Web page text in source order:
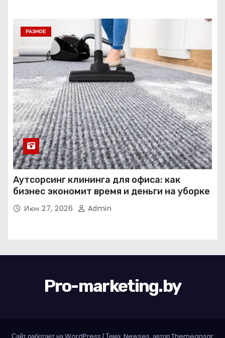
РАЗНОЕ
Аутсорсинг клининга для офиса: как
бизнес экономит время и деньги на уборке
Июн 27, 2026 Admin
Pro-marketing.by